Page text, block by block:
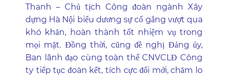
Thanh – Chủ tịch Công đoàn ngành Xây
dựng Hà Nội biểu dương sự cố gắng vượt qua
khó khăn, hoàn thành tốt nhiệm vụ trong
mọi mặt. Đồng thời, cũng đề nghị Đảng ủy,
Ban lãnh đạo cùng toàn thể CNVCLĐ Công
ty tiếp tục đoàn kết, tích cực đổi mới, chăm lo